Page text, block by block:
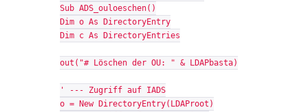
Sub ADS_ouloeschen()
Dim o As DirectoryEntry
Dim c As DirectoryEntries
out("# Löschen der OU: " & LDAPbasta)
' --- Zugriff auf IADS
o = New DirectoryEntry(LDAProot)